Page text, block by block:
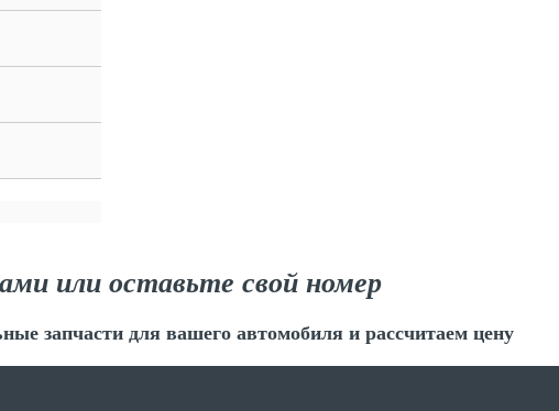
или оставьте свой номер
запчасти для вашего автомобиля и рассчитаем цену